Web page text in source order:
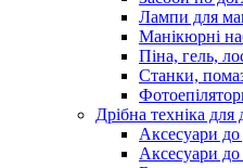
Лампи для
Манікюрні
Піна, гель,
Станки,
Дрібна техніка для
Аксесуари до
Аксесуари